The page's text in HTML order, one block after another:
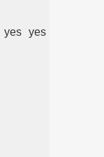
yes yes